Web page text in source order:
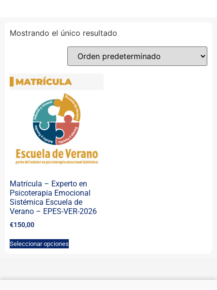
Mostrando el único resultado
Matrícula – Experto en
Psicoterapia Emocional
Sistémica Escuela de
Verano – EPES-VER-2026
€150,00
Seleccionar opciones